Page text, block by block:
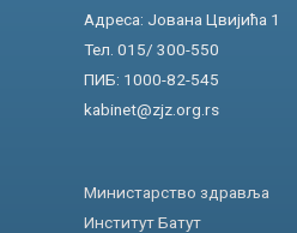
Адреса: Јована Цвијића 1
Тел. 015/ 300-550
ПИБ: 1000-82-545
kabinet@zjz.org.rs
Министарство здравља
Институт Батут